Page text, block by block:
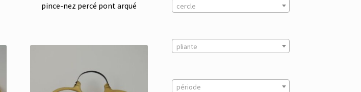
pince-nez percé pont arqué cercle
pliante
période